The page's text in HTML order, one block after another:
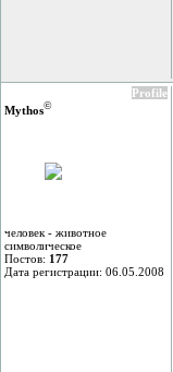
Profile
Mythos©
человек - животное
символическое
Постов: 177
Дата регистрации: 06.05.2008